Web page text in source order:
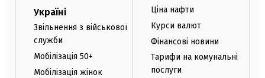
Україні
Звільнення з військової
служби
Мобілізація 50+
Мобілізація жінок
Ціна нафти
Курси валют
Фінансові новини
Тарифи на комунальні
послуги